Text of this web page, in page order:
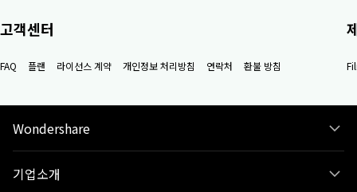
고객센터
FAQ 플랜 라이선스 계약 개인정보 처리방침 연락처 환불 방침
Wondershare
기업소개